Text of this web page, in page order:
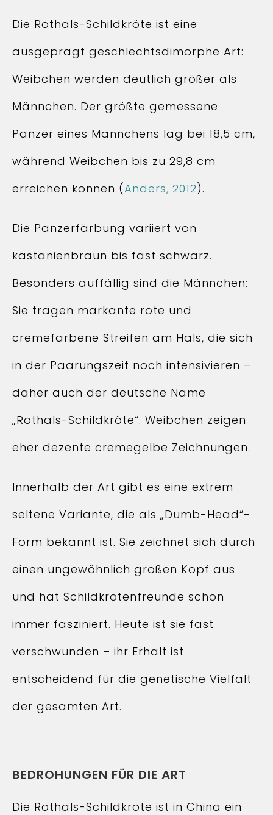
Die Rothals-Schildkröte ist eine
ausgeprägt geschlechtsdimorphe Art:
Weibchen werden deutlich größer als
Männchen. Der größte gemessene
Panzer eines Männchens lag bei 18,5 cm,
während Weibchen bis zu 29,8 cm
erreichen können (Anders, 2012).
Die Panzerfärbung variiert von
kastanienbraun bis fast schwarz.
Besonders auffällig sind die Männchen:
Sie tragen markante rote und
cremefarbene Streifen am Hals, die sich
in der Paarungszeit noch intensivieren –
daher auch der deutsche Name
„Rothals-Schildkröte“. Weibchen zeigen
eher dezente cremegelbe Zeichnungen.
Innerhalb der Art gibt es eine extrem
seltene Variante, die als „Dumb-Head“-
Form bekannt ist. Sie zeichnet sich durch
einen ungewöhnlich großen Kopf aus
und hat Schildkrötenfreunde schon
immer fasziniert. Heute ist sie fast
verschwunden – ihr Erhalt ist
entscheidend für die genetische Vielfalt
der gesamten Art.
BEDROHUNGEN FÜR DIE ART
Die Rothals-Schildkröte ist in China ein